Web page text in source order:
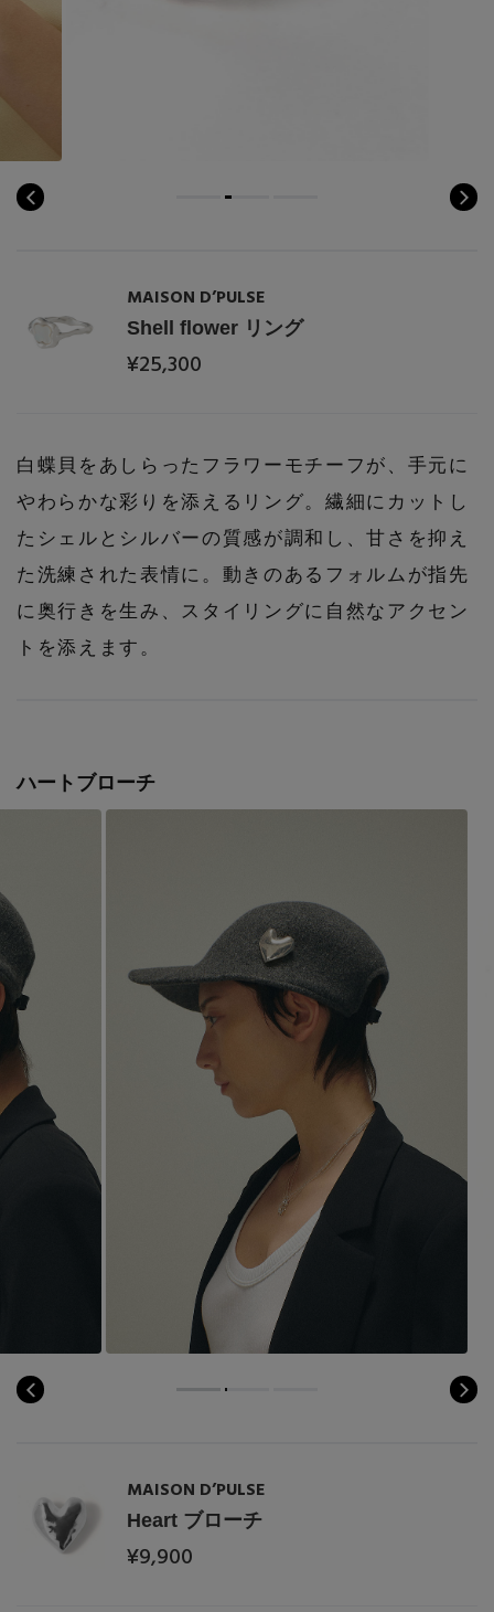
MAISON D’PULSE
Shell flower リング
¥25,300
白蝶貝をあしらったフラワーモチーフが、手元に
やわらかな彩りを添えるリング。繊細にカットし
たシェルとシルバーの質感が調和し、甘さを抑え
た洗練された表情に。動きのあるフォルムが指先
に奥行きを生み、スタイリングに自然なアクセン
トを添えます。
ハートブローチ
MAISON D’PULSE
Heart ブローチ
¥9,900